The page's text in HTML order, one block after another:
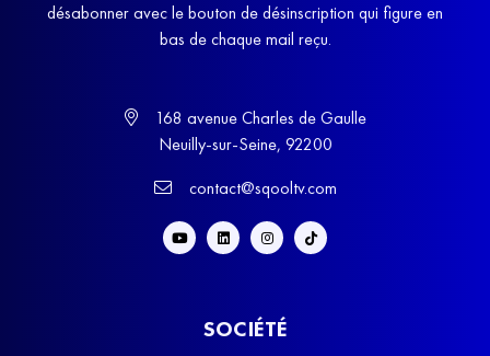
désabonner avec le bouton de désinscription qui figure en
bas de chaque mail reçu.
168 avenue Charles de Gaulle
Neuilly-sur-Seine, 92200
contact@sqooltv.com
SOCIÉTÉ